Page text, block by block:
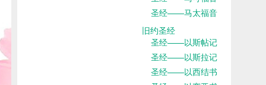
圣经——马太福音
旧约圣经
圣经——以斯帖记
圣经——以斯拉记
圣经——以西结书